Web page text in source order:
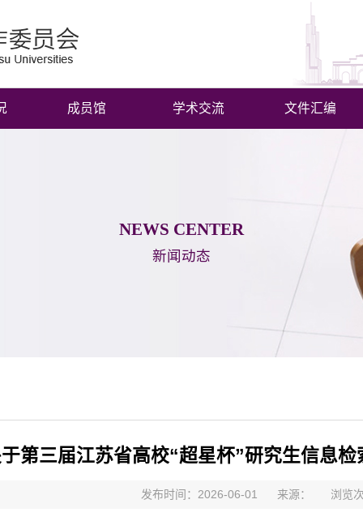
成员馆 学术交流 文件汇编
NEWS CENTER
新闻动态
第三届江苏省高校“超星杯”研究生信息
发布时间：2026-06-01 来源： 浏览